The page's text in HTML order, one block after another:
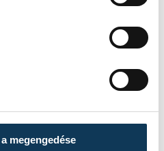
megengedése